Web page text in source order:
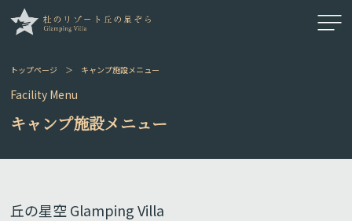
トップページ ＞ キャンプ施設メニュー
Facility Menu
キャンプ施設メニュー
丘の星空 Glamping Villa